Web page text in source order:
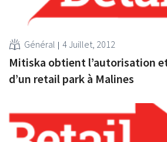
Général 4 Juillet, 2012
Mitiska obtient l’autorisation
d’un retail park à Malines